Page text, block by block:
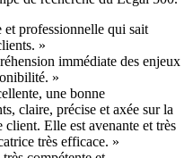
et professionnelle qui sait
»
immédiate des enjeux
»
une bonne
claire, précise et axée sur la
Elle est avenante et très
très efficace. »